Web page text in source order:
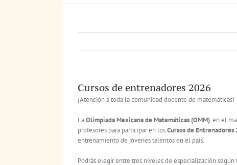
Cursos de entrenadores 2026
¡Atención a toda la comunidad docente de matemáticas!
LaOlimpiada Mexicana de Matemáticas (OMM), en el
profesores para participar en losCursos de Entrenadores
entrenamiento de jóvenes talentos en el país.
Podrás elegir entre tres niveles de especialización